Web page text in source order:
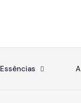
Essências